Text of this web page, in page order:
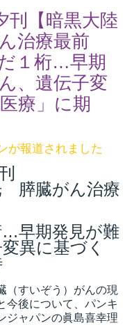
刊【暗黒大陸
治療最前
１桁…早期
、遺伝子変
療」に期
が報道されました
刊
膵臓がん治療
…早期発見が難
異に基づく
（すいぞう）がんの現
今後について、パンキ
ジャパンの眞島喜幸理